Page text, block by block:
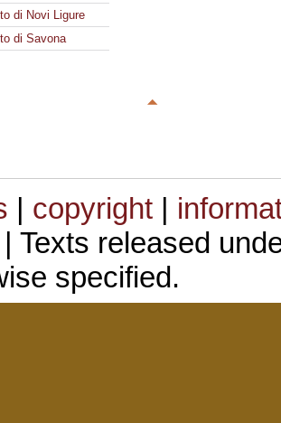
di Novi Ligure
di Savona
| copyright|
Texts released
specified.